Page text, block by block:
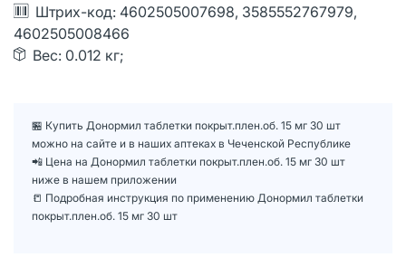
Штрих-код: 4602505007698, 3585552767979,
4602505008466
Вес: 0.012 кг;
🏪 Купить Донормил таблетки покрыт.плен.об. 15 мг 30 шт
можно на сайте и в наших аптеках в Чеченской Республике
📲 Цена на Донормил таблетки покрыт.плен.об. 15 мг 30 шт
ниже в нашем приложении
📒 Подробная инструкция по применению Донормил таблетки
покрыт.плен.об. 15 мг 30 шт